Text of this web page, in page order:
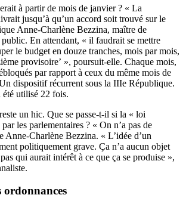
à partir de mois de janvier ? « La
jusqu’à qu’un accord soit trouvé sur le
Anne-Charlène Bezzina, maître de
En attendant, « il faudrait se mettre
le budget en douze tranches, mois par mois,
provisoire’ », poursuit-elle. Chaque mois,
par rapport à ceux du même mois de
dispositif récurrent sous la IIIe République.
utilisé 22 fois.
un hic. Que se passe-t-il si la « loi
les parlementaires ? « On n’a pas de
Anne-Charlène Bezzina. « L’idée d’un
politiquement grave. Ça n’a aucun objet
qui aurait intérêt à ce que ça se produise »,
ordonnances